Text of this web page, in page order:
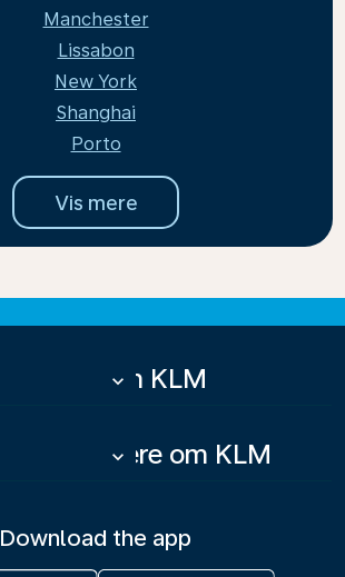
Manchester
Lissabon
New York
Shanghai
Porto
Vis mere
Om KLM
keyboard_arrow_down
Mere om KLM
keyboard_arrow_down
Download the app